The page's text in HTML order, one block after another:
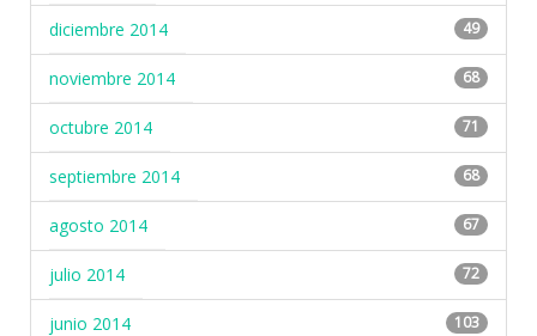
diciembre 2014 49
noviembre 2014 68
octubre 2014 71
septiembre 2014 68
agosto 2014 67
julio 2014 72
junio 2014 103